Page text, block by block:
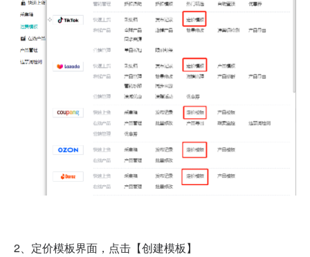
2、定价模板界面，点击【创建模板】